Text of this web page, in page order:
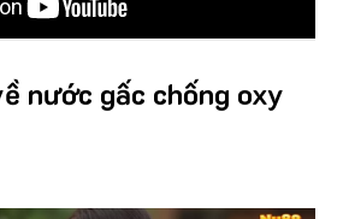
nước gấc chống oxy